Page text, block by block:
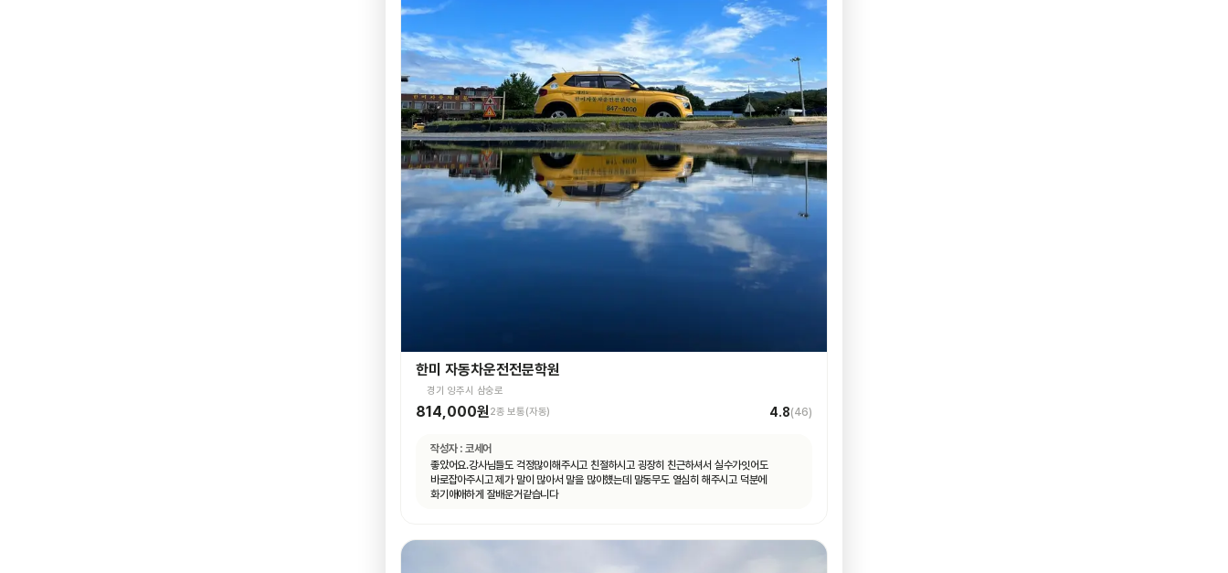
한미 자동차운전전문학원
경기 양주시 삼숭로
814,000원2종 보통(자동) 4.8(46)
작성자 : 코세어
좋았어요.강사님들도 걱정많이해주시고 친절하시고 굉장히 친근하셔서 실수가잇어도
바로잡아주시고 제가 말이 많아서 말을 많이헀는데 말동무도 열심히 해주시고 덕분에
화기애애하게 잘배운거같습니다